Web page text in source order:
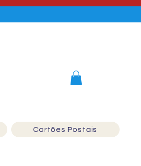
Cartões Postais